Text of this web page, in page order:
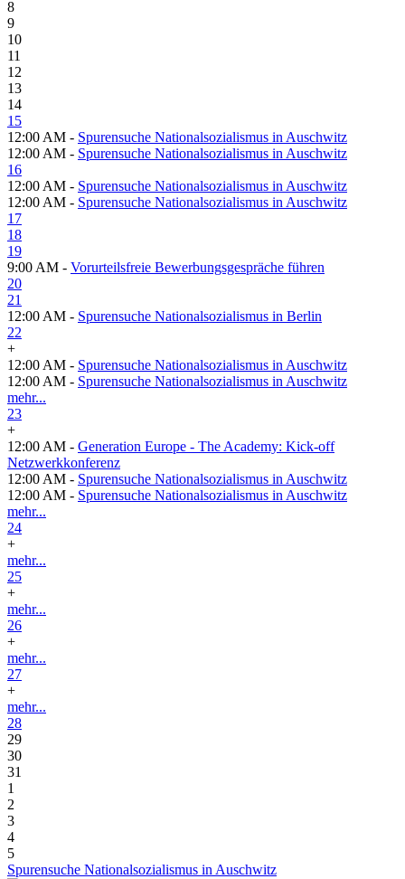
8
9
10
11
12
13
14
15
12:00 AM - Spurensuche Nationalsozialismus in Auschwitz
12:00 AM - Spurensuche Nationalsozialismus in Auschwitz
16
12:00 AM - Spurensuche Nationalsozialismus in Auschwitz
12:00 AM - Spurensuche Nationalsozialismus in Auschwitz
17
18
19
9:00 AM - Vorurteilsfreie Bewerbungsgespräche führen
20
21
12:00 AM - Spurensuche Nationalsozialismus in Berlin
22
+
12:00 AM - Spurensuche Nationalsozialismus in Auschwitz
12:00 AM - Spurensuche Nationalsozialismus in Auschwitz
mehr...
23
+
12:00 AM - Generation Europe - The Academy: Kick-off
Netzwerkkonferenz
12:00 AM - Spurensuche Nationalsozialismus in Auschwitz
12:00 AM - Spurensuche Nationalsozialismus in Auschwitz
mehr...
24
+
mehr...
25
+
mehr...
26
+
mehr...
27
+
mehr...
28
29
30
31
1
2
3
4
5
Spurensuche Nationalsozialismus in Auschwitz